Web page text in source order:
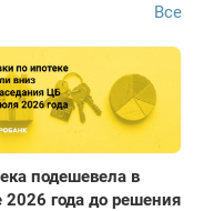
Все
подешевела в
года до решения